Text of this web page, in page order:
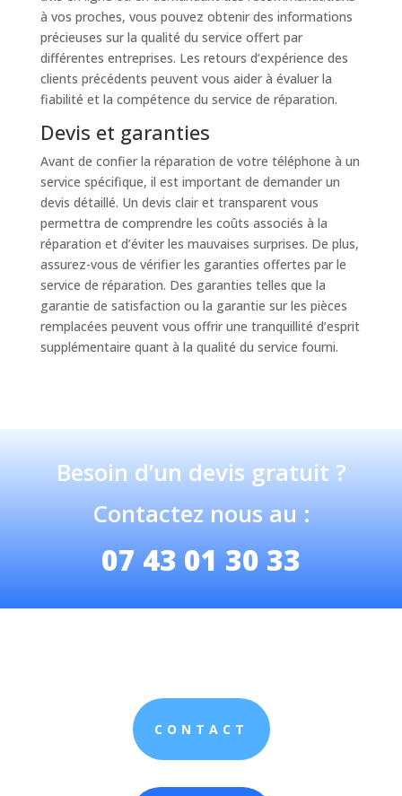
à vos proches, vous pouvez obtenir des informations
précieuses sur la qualité du service offert par
différentes entreprises. Les retours d’expérience des
clients précédents peuvent vous aider à évaluer la
fiabilité et la compétence du service de réparation.
Devis et garanties
Avant de confier la réparation de votre téléphone à un
service spécifique, il est important de demander un
devis détaillé. Un devis clair et transparent vous
permettra de comprendre les coûts associés à la
réparation et d’éviter les mauvaises surprises. De plus,
assurez-vous de vérifier les garanties offertes par le
service de réparation. Des garanties telles que la
garantie de satisfaction ou la garantie sur les pièces
remplacées peuvent vous offrir une tranquillité d’esprit
supplémentaire quant à la qualité du service fourni.
Besoin d’un devis gratuit ?
Contactez nous au :
07 43 01 30 33
CONTACT